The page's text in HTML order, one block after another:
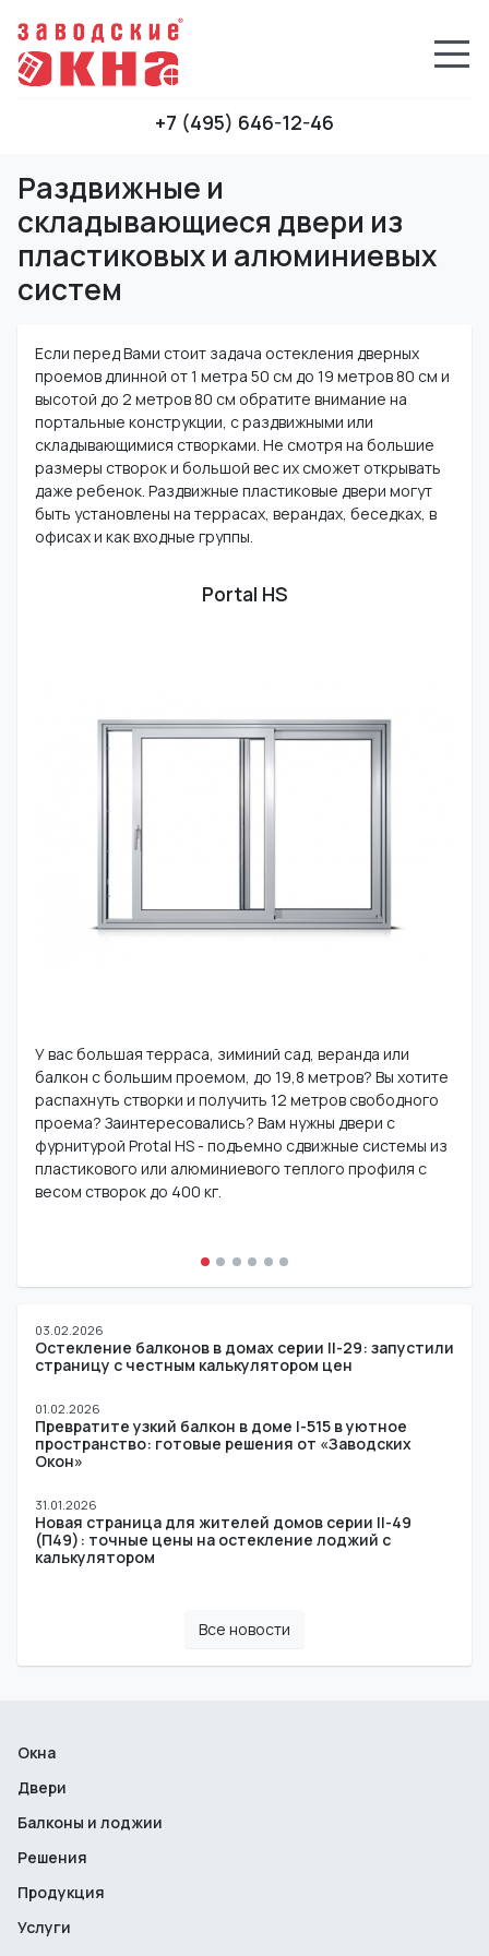
+7 (495) 646-12-46
Раздвижные и
складывающиеся двери из
пластиковых и алюминиевых
систем
Если перед Вами стоит задача остекления дверных
проемов длинной от 1 метра 50 см до 19 метров 80 см и
высотой до 2 метров 80 см обратите внимание на
портальные конструкции, с раздвижными или
складывающимися створками. Не смотря на большие
размеры створок и большой вес их сможет открывать
даже ребенок. Раздвижные пластиковые двери могут
быть установлены на террасах, верандах, беседках, в
офисах и как входные группы.
Portal HS
У вас большая терраса, зиминий сад, веранда или
балкон с большим проемом, до 19,8 метров? Вы хотите
распахнуть створки и получить 12 метров свободного
проема? Заинтересовались? Вам нужны двери с
фурнитурой Protal HS - подъемно сдвижные системы из
пластикового или алюминиевого теплого профиля с
весом створок до 400 кг.
03.02.2026
Остекление балконов в домах серии II-29: запустили
страницу с честным калькулятором цен
01.02.2026
Превратите узкий балкон в доме I-515 в уютное
пространство: готовые решения от «Заводских
Окон»
31.01.2026
Новая страница для жителей домов серии II-49
(П49): точные цены на остекление лоджий с
калькулятором
Все новости
Окна
Двери
Балконы и лоджии
Решения
Продукция
Услуги